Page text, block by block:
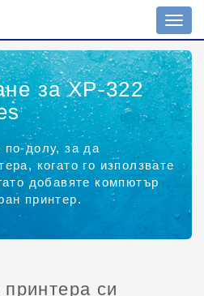
на
за XP-322
по-долу, за да
когато го използвате
добавяте компютър
принтер.
си